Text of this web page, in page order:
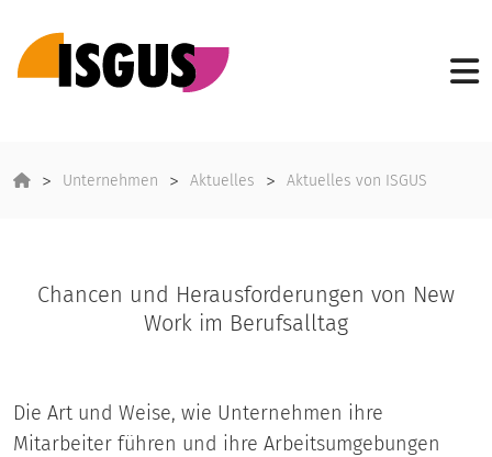
Unternehmen Aktuelles Aktuelles von ISGUS
Chancen und Herausforderungen von New
Work im Berufsalltag
Die Art und Weise, wie Unternehmen ihre
Mitarbeiter führen und ihre Arbeitsumgebungen